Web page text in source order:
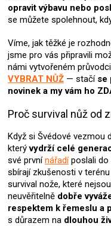
opravit výbavu nebo
se můžete spolehnout,
Víme, jak těžké je
jsme pro vás připravili
námi vytvořeném
VYBRAT NŮŽ — stačí se
novinek a my vám ho
Proč survival nůž od
Když si Švédové vezmou
kterývydrží celé
své prvnínářadíposlali do
sbírají zkušenosti v
survival nože, které
neuvěřitelně dobře
respektem k řemeslu a
s důrazem na dlouhou